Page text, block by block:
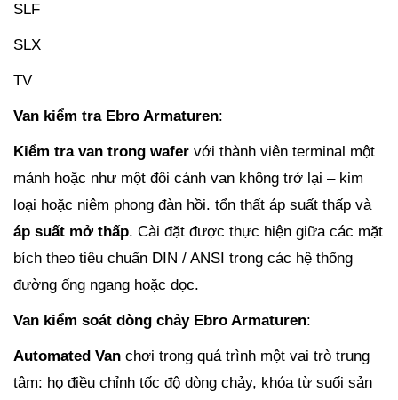
SLF
SLX
TV
Van kiểm tra Ebro Armaturen:
Kiểm tra van trong wafer với thành viên terminal một
mảnh hoặc như một đôi cánh van không trở lại – kim
loại hoặc niêm phong đàn hồi. tổn thất áp suất thấp và
áp suất mở thấp. Cài đặt được thực hiện giữa các mặt
bích theo tiêu chuẩn DIN / ANSI trong các hệ thống
đường ống ngang hoặc dọc.
Van kiểm soát dòng chảy Ebro Armaturen:
Automated Van chơi trong quá trình một vai trò trung
tâm: họ điều chỉnh tốc độ dòng chảy, khóa từ suối sản